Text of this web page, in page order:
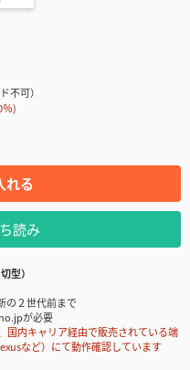
不可）
％)
れる
読み
型）
の２世代前まで
が必要
内キャリア経由で販売されている端
など）にて動作確認しています